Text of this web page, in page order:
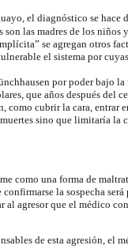
el diagnóstico se
las madres de los niños
se agregan otros
el sistema por
por poder bajo
que años después del
cubrir la cara, entrar
sino que limitaría la
como una forma de
la sospecha
al agresor que el médico
de esta agresión, el